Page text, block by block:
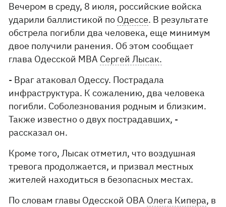
Вечером в среду, 8 июля, российские войска
ударили баллистикой по Одессе. В результате
обстрела погибли два человека, еще минимум
двое получили ранения. Об этом сообщает
глава Одесской МВА Сергей Лысак.
- Враг атаковал Одессу. Пострадала
инфраструктура. К сожалению, два человека
погибли. Соболезнования родным и близким.
Также известно о двух пострадавших, -
рассказал он.
Кроме того, Лысак отметил, что воздушная
тревога продолжается, и призвал местных
жителей находиться в безопасных местах.
По словам главы Одесской ОВА Олега Кипера, в